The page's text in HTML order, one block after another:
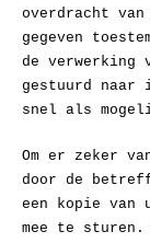
overdracht
gegeven
de verwerking
gestuurd naar
snel als
Om er zeker
door de
een kopie van
mee te sturen.